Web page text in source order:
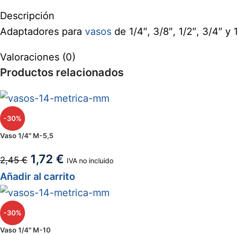
Descripción
Adaptadores para vasos de 1/4″, 3/8″, 1/2″, 3/4″ y
Valoraciones (0)
Productos relacionados
-30%
Vaso 1/4″ M-5,5
2,45€ 1,72 € IVA no incluido
Añadir al carrito
-30%
Vaso 1/4″ M-10